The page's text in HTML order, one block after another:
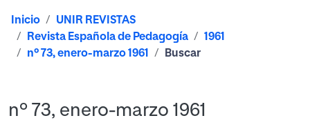
Inicio
UNIR REVISTAS
Revista Española de Pedagogía
1961
nº 73, enero-marzo 1961
Buscar
nº 73, enero-marzo 1961